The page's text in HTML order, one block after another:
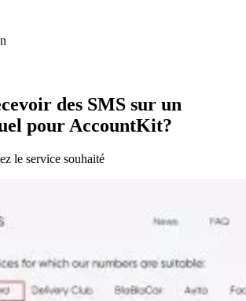
des SMS sur un
pour AccountKit?
le service souhaité